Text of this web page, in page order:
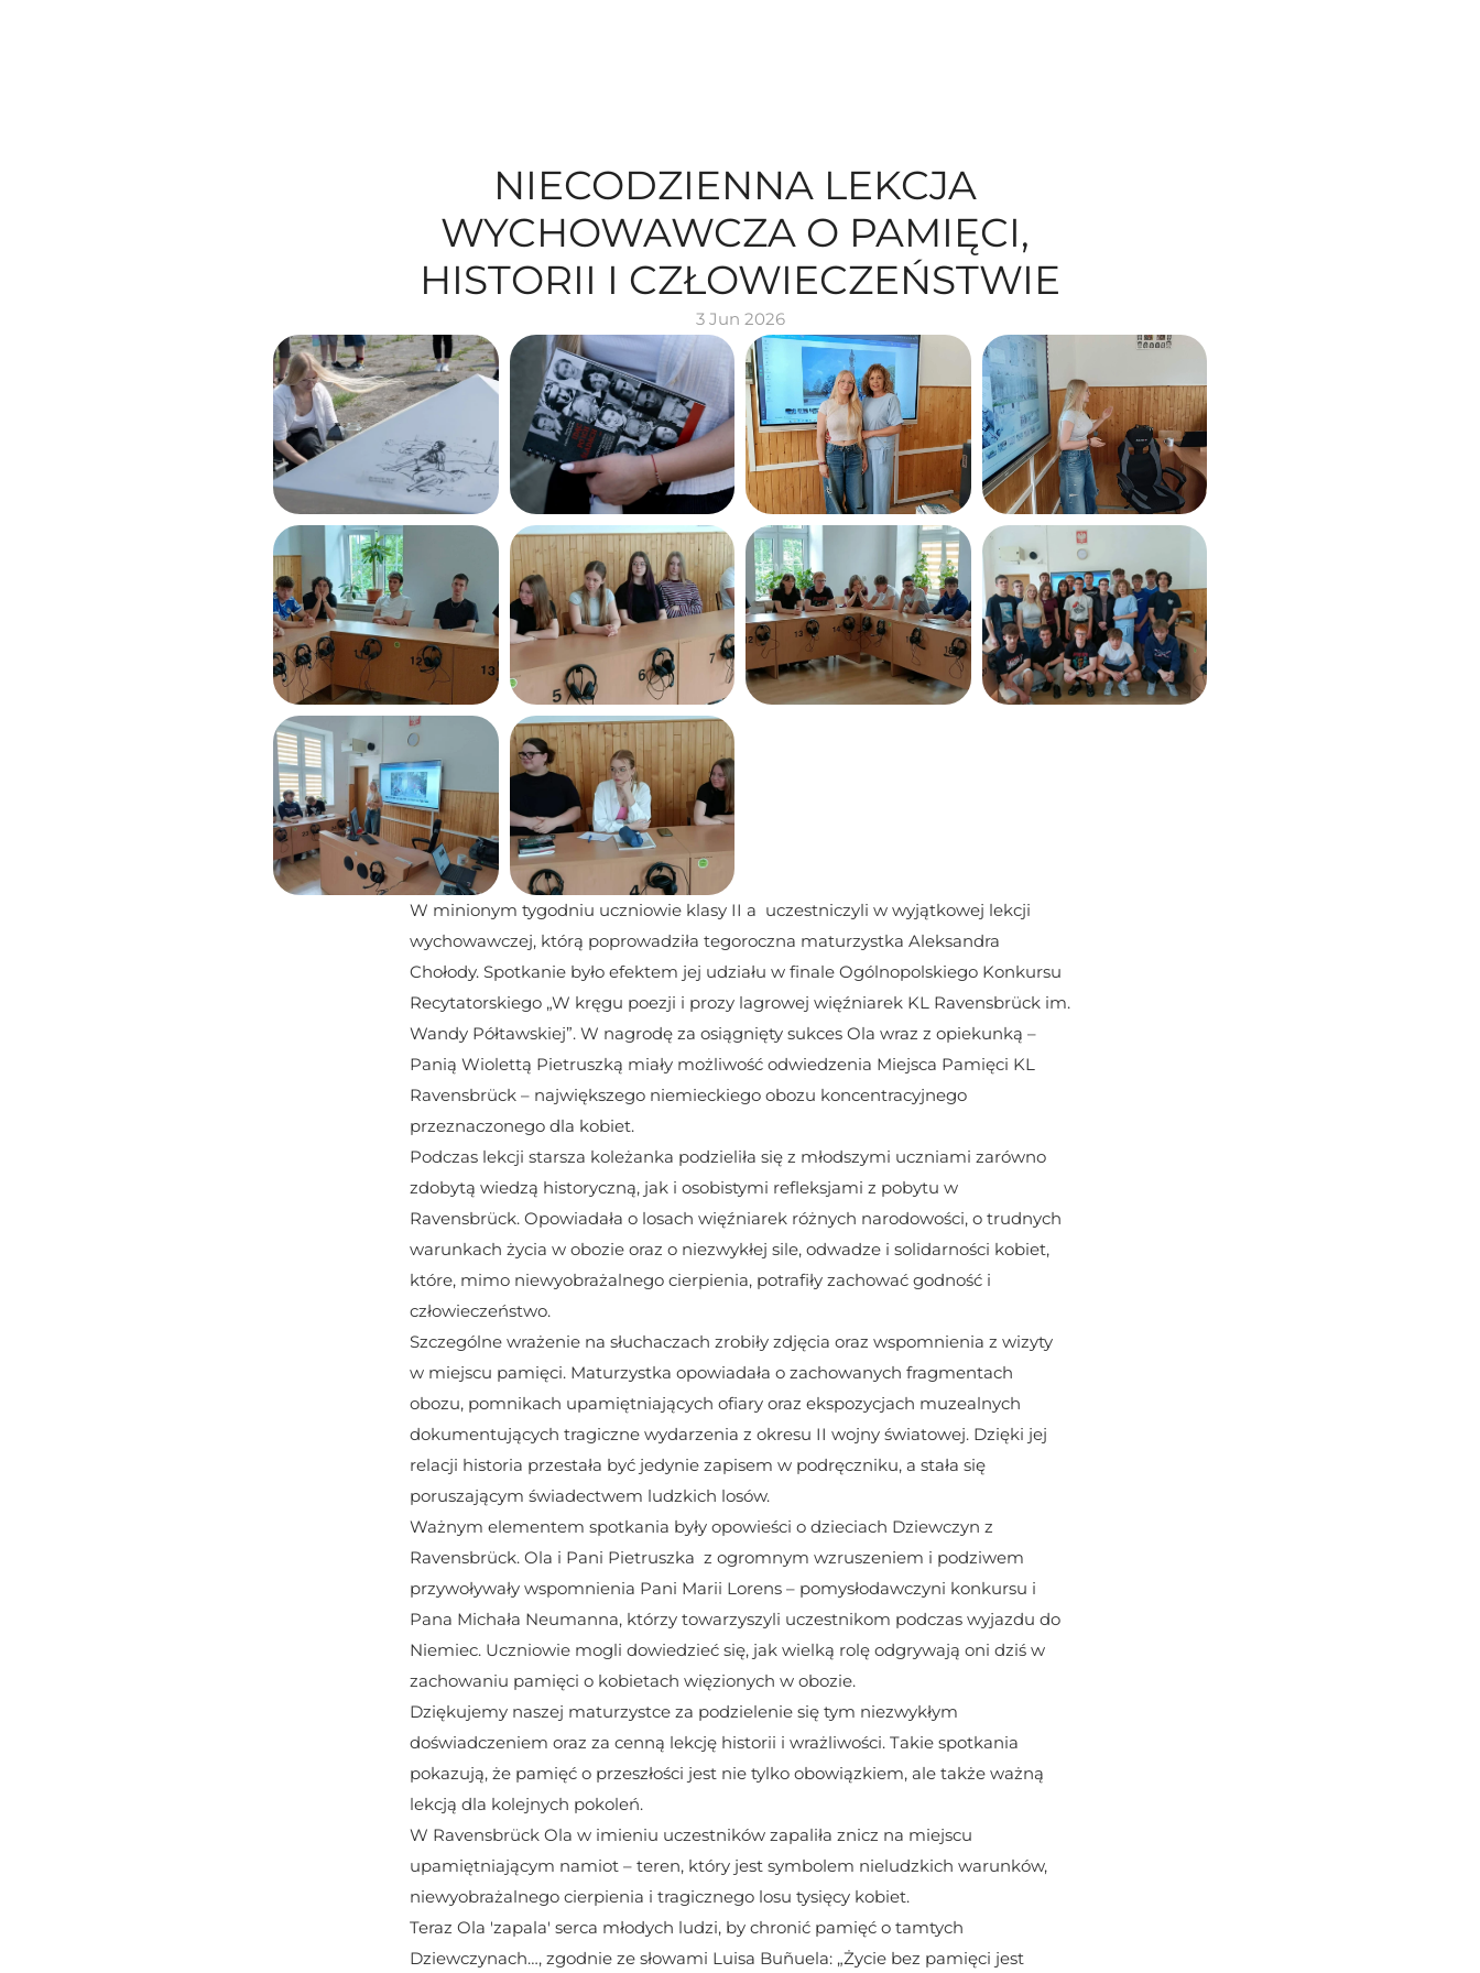
NIECODZIENNA LEKCJA
WYCHOWAWCZA O PAMIĘCI,
HISTORII I CZŁOWIECZEŃSTWIE
3 Jun 2026
W minionym tygodniu uczniowie klasy II a  uczestniczyli w wyjątkowej lekcji
wychowawczej, którą poprowadziła tegoroczna maturzystka Aleksandra
Chołody. Spotkanie było efektem jej udziału w finale Ogólnopolskiego Konkursu
Recytatorskiego „W kręgu poezji i prozy lagrowej więźniarek KL Ravensbrück im.
Wandy Półtawskiej”. W nagrodę za osiągnięty sukces Ola wraz z opiekunką –
Panią Wiolettą Pietruszką miały możliwość odwiedzenia Miejsca Pamięci KL
Ravensbrück – największego niemieckiego obozu koncentracyjnego
przeznaczonego dla kobiet.
Podczas lekcji starsza koleżanka podzieliła się z młodszymi uczniami zarówno
zdobytą wiedzą historyczną, jak i osobistymi refleksjami z pobytu w
Ravensbrück. Opowiadała o losach więźniarek różnych narodowości, o trudnych
warunkach życia w obozie oraz o niezwykłej sile, odwadze i solidarności kobiet,
które, mimo niewyobrażalnego cierpienia, potrafiły zachować godność i
człowieczeństwo.
Szczególne wrażenie na słuchaczach zrobiły zdjęcia oraz wspomnienia z wizyty
w miejscu pamięci. Maturzystka opowiadała o zachowanych fragmentach
obozu, pomnikach upamiętniających ofiary oraz ekspozycjach muzealnych
dokumentujących tragiczne wydarzenia z okresu II wojny światowej. Dzięki jej
relacji historia przestała być jedynie zapisem w podręczniku, a stała się
poruszającym świadectwem ludzkich losów.
Ważnym elementem spotkania były opowieści o dzieciach Dziewczyn z
Ravensbrück. Ola i Pani Pietruszka  z ogromnym wzruszeniem i podziwem
przywoływały wspomnienia Pani Marii Lorens – pomysłodawczyni konkursu i
Pana Michała Neumanna, którzy towarzyszyli uczestnikom podczas wyjazdu do
Niemiec. Uczniowie mogli dowiedzieć się, jak wielką rolę odgrywają oni dziś w
zachowaniu pamięci o kobietach więzionych w obozie.
Dziękujemy naszej maturzystce za podzielenie się tym niezwykłym
doświadczeniem oraz za cenną lekcję historii i wrażliwości. Takie spotkania
pokazują, że pamięć o przeszłości jest nie tylko obowiązkiem, ale także ważną
lekcją dla kolejnych pokoleń.
W Ravensbrück Ola w imieniu uczestników zapaliła znicz na miejscu
upamiętniającym namiot – teren, który jest symbolem nieludzkich warunków,
niewyobrażalnego cierpienia i tragicznego losu tysięcy kobiet.
Teraz Ola 'zapala' serca młodych ludzi, by chronić pamięć o tamtych
Dziewczynach…, zgodnie ze słowami Luisa Buñuela: „Życie bez pamięci jest